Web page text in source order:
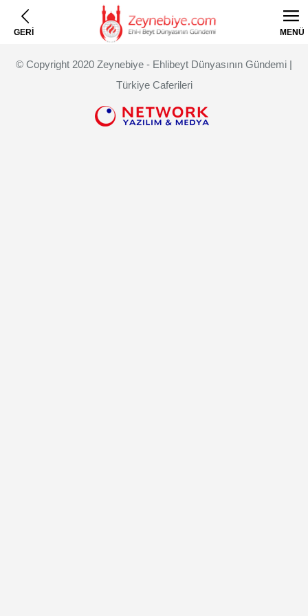
GERİ MENÜ
© Copyright 2020 Zeynebiye - Ehlibeyt Dünyasının Gündemi |
Türkiye Caferileri